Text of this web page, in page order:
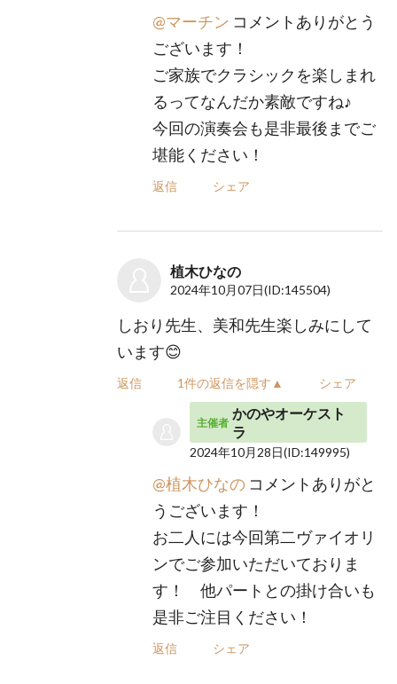
@マーチン コメントありがとう
ございます！
ご家族でクラシックを楽しまれ
るってなんだか素敵ですね♪
今回の演奏会も是非最後までご
堪能ください！
返信 シェア
植木ひなの
2024年10月07日(ID:145504)
しおり先生、美和先生楽しみにして
います😊
返信 1件の返信を隠す▲ シェア
主催者
かのやオーケスト
ラ
2024年10月28日(ID:149995)
@植木ひなの コメントありがと
うございます！
お二人には今回第二ヴァイオリ
ンでご参加いただいておりま
す！ 他パートとの掛け合いも
是非ご注目ください！
返信 シェア